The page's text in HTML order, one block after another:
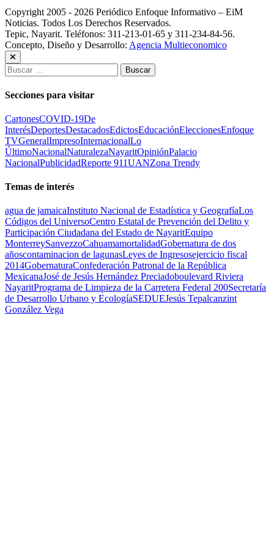
Copyright 2005 - 2026 Periódico Enfoque Informativo – EiM
Noticias. Todos Los Derechos Reservados.
Tepic, Nayarit. Teléfonos: 311-213-01-65 y 311-234-84-56.
Concepto, Diseño y Desarrollo: Agencia Multieconomico
Buscar:
Secciones para visitar
CartonesCOVID-19De
InterésDeportesDestacadosEdictosEducaciónEleccionesEnfoque
TVGeneralImpresoInternacionalLo
ÚltimoNacionalNaturalezaNayaritOpiniónPalacio
NacionalPublicidadReporte 911UANZona Trendy
Temas de interés
agua de jamaicaInstituto Nacional de Estadística y GeografíaLos
Códigos del UniversoCentro Estatal de Prevención del Delito y
Participación Ciudadana del Estado de NayaritEquipo
MonterreySanvezzoCahuamamortalidadGobernatura de dos
añoscontaminacion de lagunasLeyes de Ingresosejercicio fiscal
2014GobernaturaConfederación Patronal de la República
MexicanaJosé de Jesús Hernández Preciadoboulevard Riviera
NayaritPrograma de Limpieza de la Carretera Federal 200Secretaría
de Desarrollo Urbano y EcologíaSEDUEJesús Tepalcanzint
González Vega